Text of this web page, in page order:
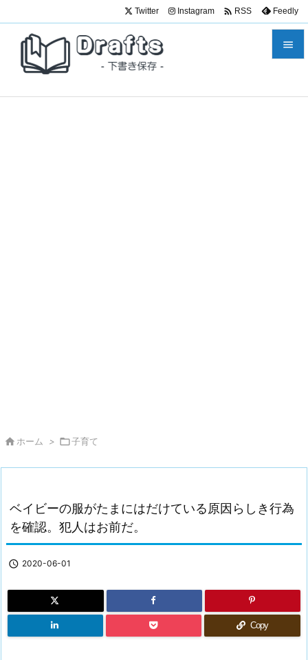

Twitter Instagram  RSS Feedly
 ホーム > 子育て
ベイビーの服がたまにはだけている原因らしき行為
を確認。犯人はお前だ。
 2020-06-01
Copy